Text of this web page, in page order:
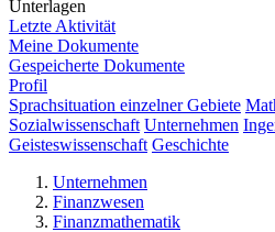
Unterlagen
Letzte Aktivität
Meine Dokumente
Gespeicherte Dokumente
Profil
Sprachsituation einzelner Gebiete
Sozialwissenschaft Unternehmen
Geisteswissenschaft Geschichte
Unternehmen
Finanzwesen
Finanzmathematik